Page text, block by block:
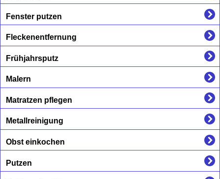
Fenster putzen
Fleckenentfernung
Frühjahrsputz
Malern
Matratzen pflegen
Metallreinigung
Obst einkochen
Putzen